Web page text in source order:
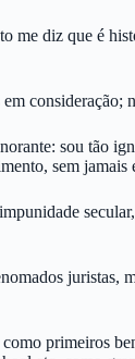
diz que é
consideração;
sou tão
sem jamais
primeiros